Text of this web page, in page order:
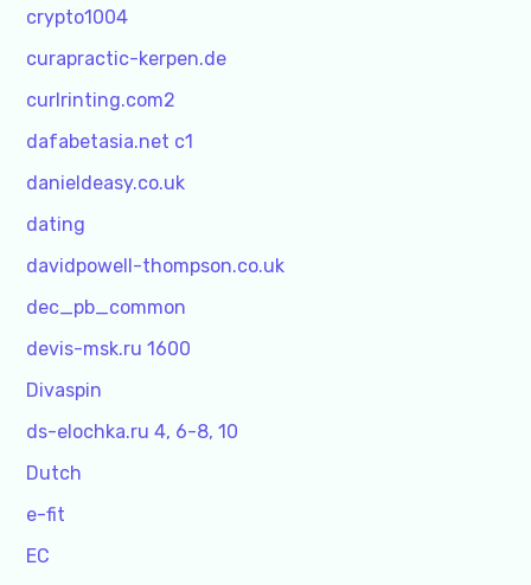
crypto1004
curapractic-kerpen.de
curlrinting.com2
dafabetasia.net c1
danieldeasy.co.uk
dating
davidpowell-thompson.co.uk
dec_pb_common
devis-msk.ru 1600
Divaspin
ds-elochka.ru 4, 6-8, 10
Dutch
e-fit
EC